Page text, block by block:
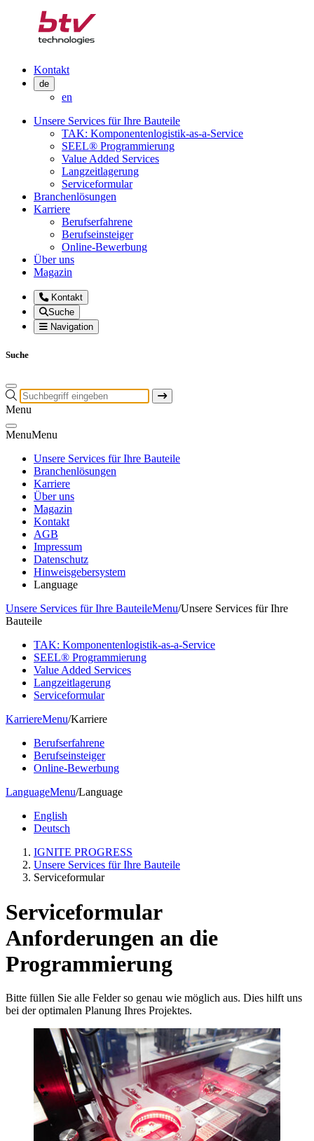
Kontakt
de
en
Unsere Services für Ihre Bauteile
TAK: Komponentenlogistik-as-a-Service
SEEL® Programmierung
Value Added Services
Langzeitlagerung
Serviceformular
Branchenlösungen
Karriere
Berufserfahrene
Berufseinsteiger
Online-Bewerbung
Über uns
Magazin
Kontakt
Suche
Navigation
Suche
Menu
MenuMenu
Unsere Services für Ihre Bauteile
Branchenlösungen
Karriere
Über uns
Magazin
Kontakt
AGB
Impressum
Datenschutz
Hinweisgebersystem
Language
Unsere Services für Ihre BauteileMenu/Unsere Services für Ihre
Bauteile
TAK: Komponentenlogistik-as-a-Service
SEEL® Programmierung
Value Added Services
Langzeitlagerung
Serviceformular
KarriereMenu/Karriere
Berufserfahrene
Berufseinsteiger
Online-Bewerbung
LanguageMenu/Language
English
Deutsch
IGNITE PROGRESS
Unsere Services für Ihre Bauteile
Serviceformular
Serviceformular
Anforderungen an die
Programmierung
Bitte füllen Sie alle Felder so genau wie möglich aus. Dies hilft uns
bei der optimalen Planung Ihres Projektes.